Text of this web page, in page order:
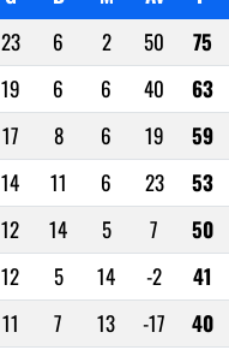
23 6 2 50 75
19 6 6 40 63
17 8 6 19 59
14 11 6 23 53
12 14 5 7 50
12 5 14 -2 41
11 7 13 -17 40